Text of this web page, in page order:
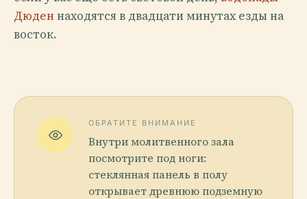
Дюденнаходятся в двадцати минутах езды на
восток.
ОБРАТИТЕ ВНИМАНИЕ
Внутри молитвенного зала
посмотрите под ноги:
стеклянная панель в полу
открывает древнюю подземную